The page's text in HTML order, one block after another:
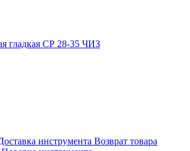
гладкая СР 28-35 ЧИЗ
инструмента Возврат товара